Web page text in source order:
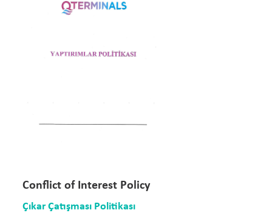
Conflict of Interest Policy
Çıkar Çatışması Politikası